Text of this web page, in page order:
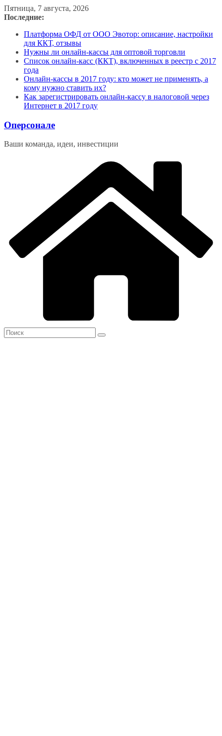
Перейти
к
Пятница, 7 августа, 2026
Последние:
Платформа ОФД от ООО Эвотор: описание, настройки
для ККТ, отзывы
Нужны ли онлайн-кассы для оптовой торговли
Список онлайн-касс (ККТ), включенных в реестр с 2017
года
Онлайн-кассы в 2017 году: кто может не применять, а
кому нужно ставить их?
Как зарегистрировать онлайн-кассу в налоговой через
Интернет в 2017 году
Оперсонале
Ваши команда, идеи, инвестиции